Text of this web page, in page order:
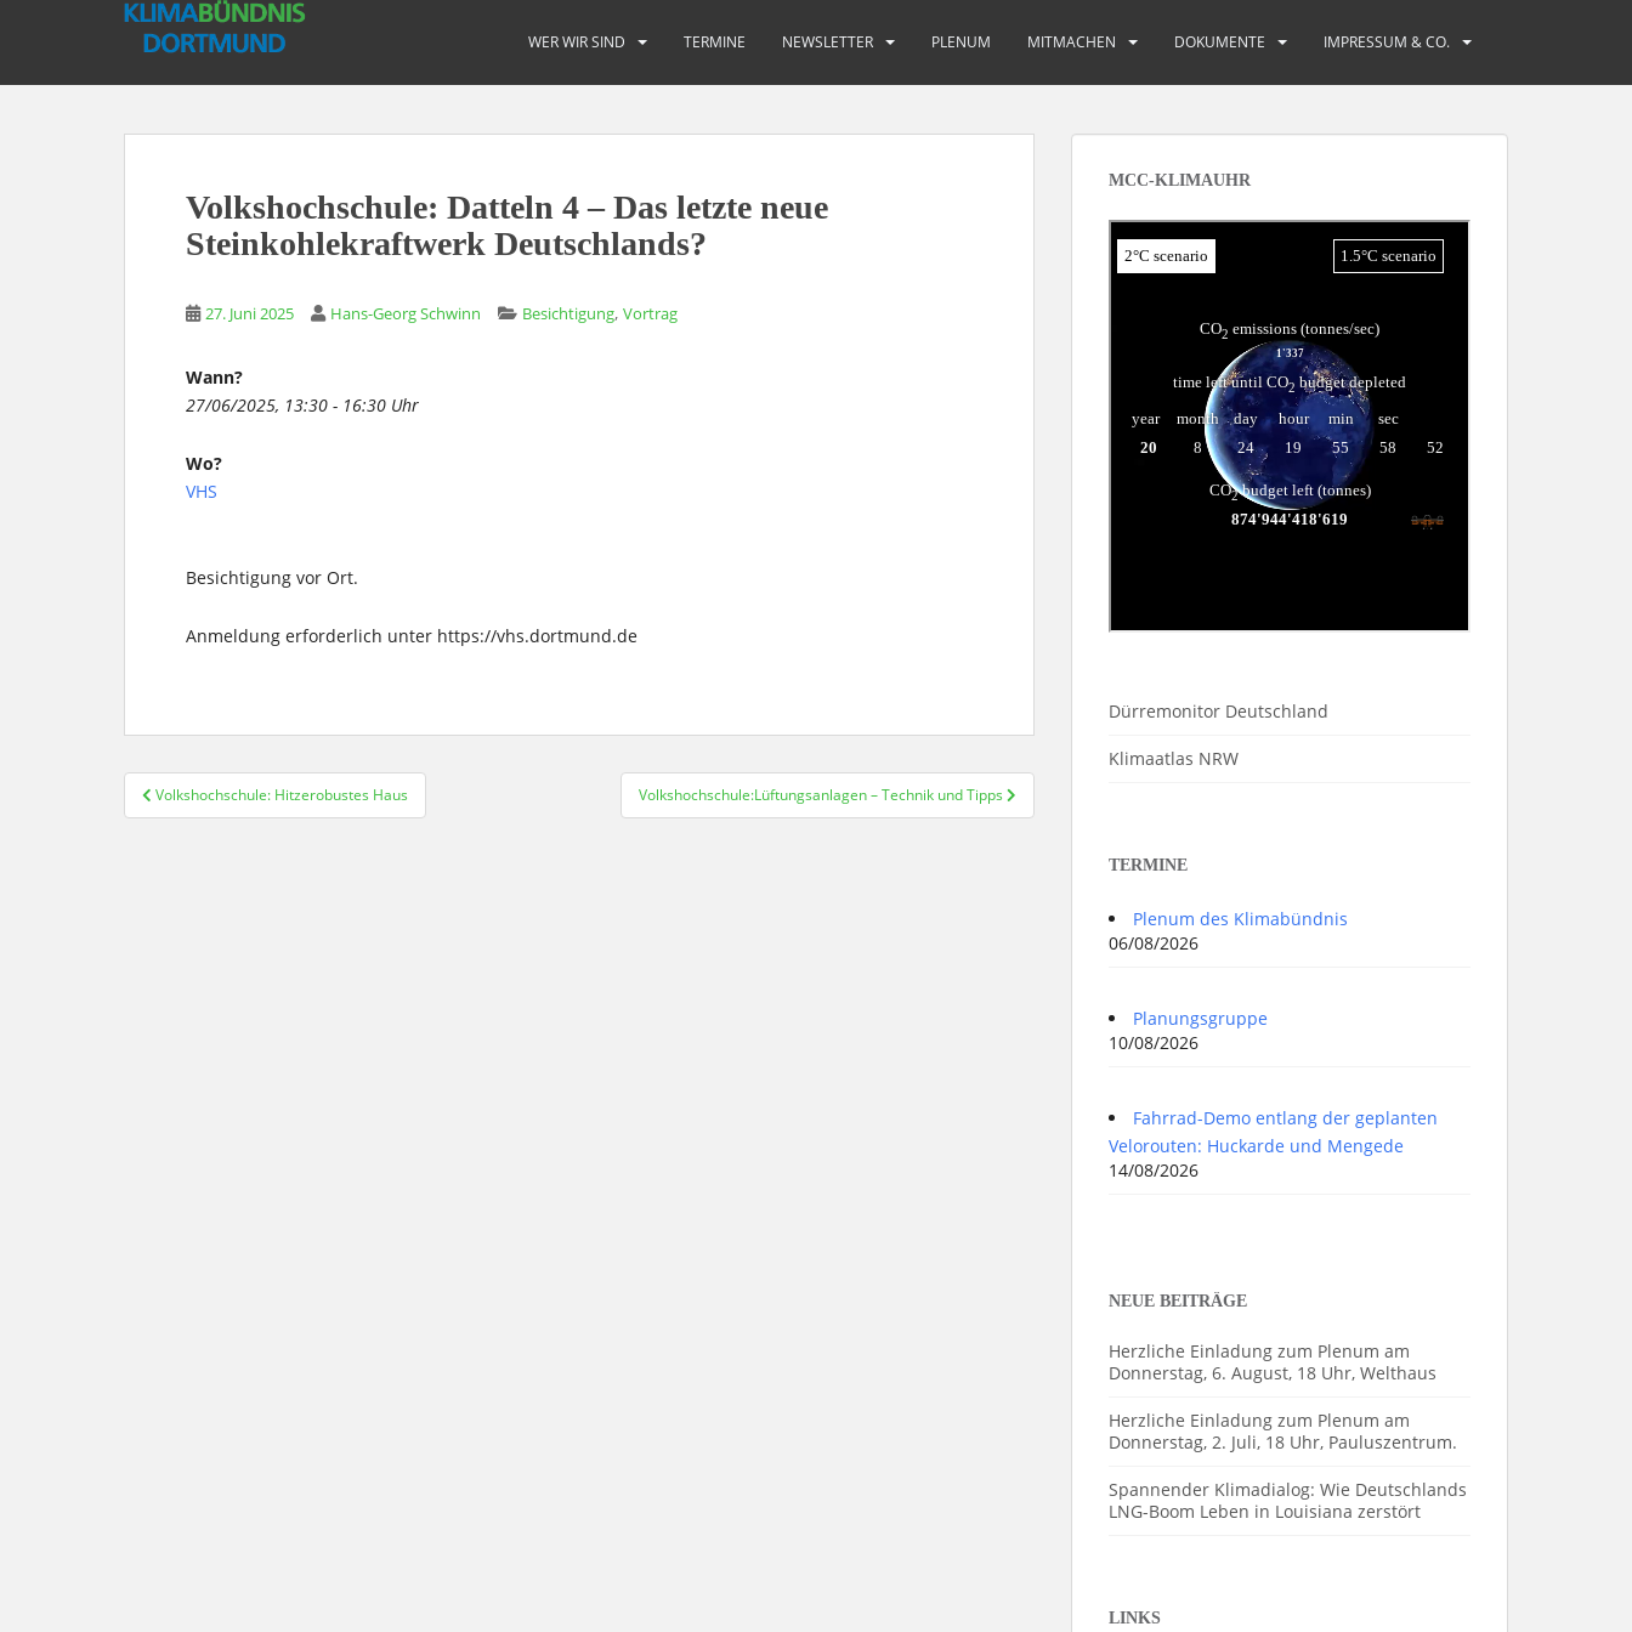
WER WIR SIND TERMINE NEWSLETTER PLENUM MITMACHEN DOKUMENTE IMPRESSUM & CO.
Volkshochschule: Datteln 4 – Das letzte neue
Steinkohlekraftwerk Deutschlands?
27. Juni 2025 Hans-Georg Schwinn Besichtigung, Vortrag
Wann?
27/06/2025, 13:30 - 16:30 Uhr
Wo?
VHS
Besichtigung vor Ort.
Anmeldung erforderlich unter https://vhs.dortmund.de
Beitragsnavigation
Volkshochschule: Hitzerobustes Haus Volkshochschule:Lüftungsanlagen – Technik und Tipps
MCC-KLIMAUHR
Dürremonitor Deutschland
Klimaatlas NRW
TERMINE
Plenum des Klimabündnis
06/08/2026
Planungsgruppe
10/08/2026
Fahrrad-Demo entlang der geplanten
Velorouten: Huckarde und Mengede
14/08/2026
NEUE BEITRÄGE
Herzliche Einladung zum Plenum am
Donnerstag, 6. August, 18 Uhr, Welthaus
Herzliche Einladung zum Plenum am
Donnerstag, 2. Juli, 18 Uhr, Pauluszentrum.
Spannender Klimadialog: Wie Deutschlands
LNG-Boom Leben in Louisiana zerstört
LINKS